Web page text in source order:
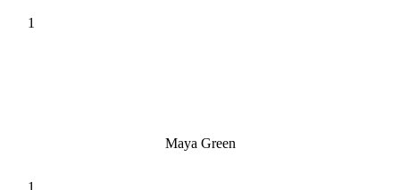
Maya Green